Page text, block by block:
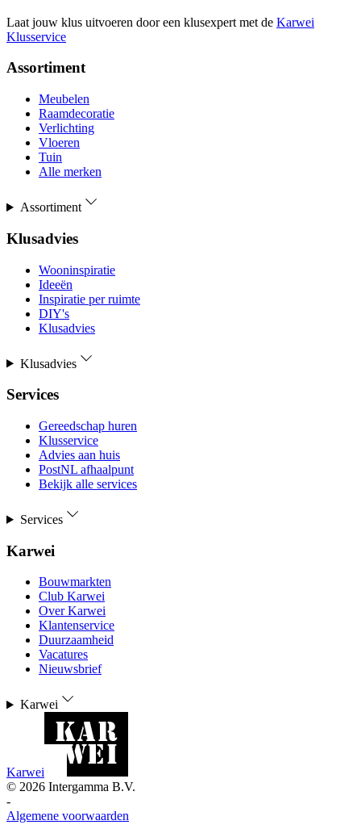
Laat jouw klus uitvoeren door een klusexpert met de Karwei
Klusservice
Assortiment
Meubelen
Raamdecoratie
Verlichting
Vloeren
Tuin
Alle merken
Assortiment
Klusadvies
Wooninspiratie
Ideeën
Inspiratie per ruimte
DIY's
Klusadvies
Klusadvies
Services
Gereedschap huren
Klusservice
Advies aan huis
PostNL afhaalpunt
Bekijk alle services
Services
Karwei
Bouwmarkten
Club Karwei
Over Karwei
Klantenservice
Duurzaamheid
Vacatures
Nieuwsbrief
Karwei
Karwei
© 2026 Intergamma B.V.
-
Algemene voorwaarden